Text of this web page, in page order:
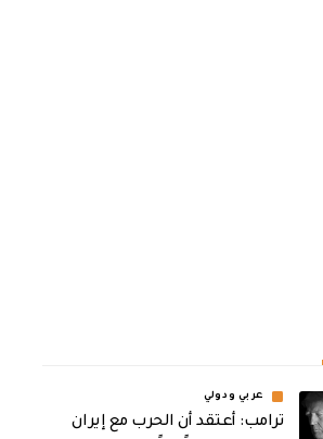
عربي ودولي
‏ترامب: أعتقد أن الحرب مع إيران